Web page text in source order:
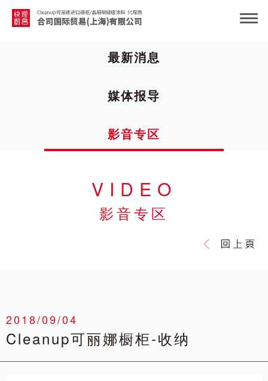
最新消息
媒体报导
影音专区
VIDEO
影音专区
2018/09/04
Cleanup可丽娜橱柜-收纳